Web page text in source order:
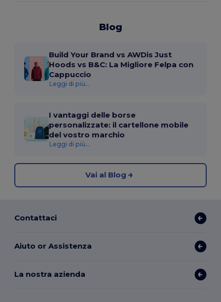
Blog
Build Your Brand vs AWDis Just
Hoods vs B&C: La Migliore Felpa con
Cappuccio
Leggi di più...
I vantaggi delle borse
personalizzate: il cartellone mobile
del vostro marchio
Leggi di più...
Vai al Blog
Contattaci
Aiuto or Assistenza
La nostra azienda